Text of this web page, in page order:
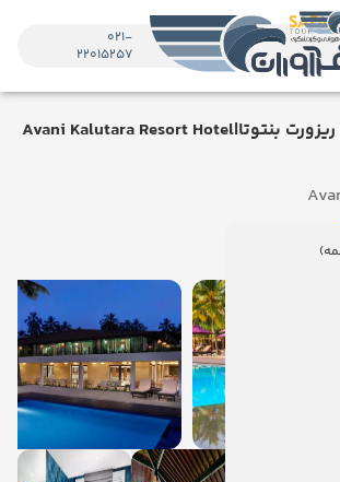
021-
22015257
هتل آوانی کالوتارا ریزورت بنتوتا|Avani Kalutara Resort Hotel